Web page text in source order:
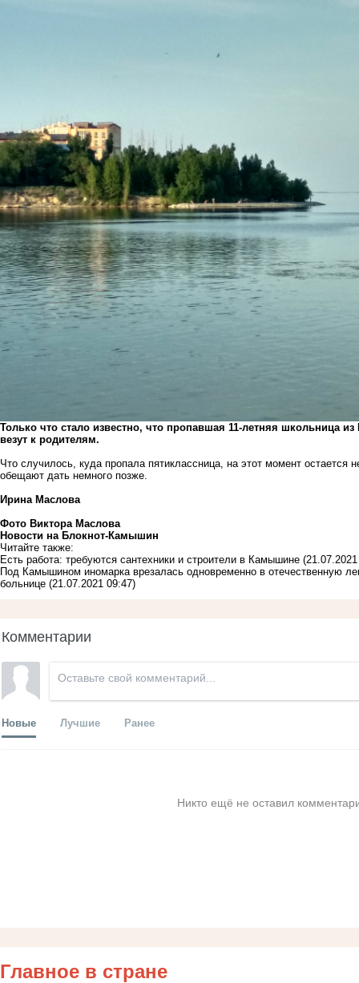
Только что стало известно, что пропавшая 11-летняя школьница
везут к родителям.
Что случилось, куда пропала пятиклассница, на этот момент остается
обещают дать немного позже.
Ирина Маслова
Фото Виктора Маслова
Новости на Блoкнoт-Камышин
Читайте также:
Есть работа: требуются сантехники и строители в Камышине
Под Камышином иномарка врезалась одновременно в отечественную
больнице (21.07.2021 09:47)
Комментарии
Новые Лучшие Ранее
Никто ещё не оставил
Главное в стране